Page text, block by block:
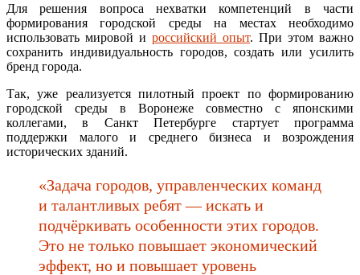
Для решения вопроса нехватки компетенций в части
формирования городской среды на местах необходимо
использовать мировой и российский опыт. При этом важно
сохранить индивидуальность городов, создать или усилить
бренд города.
Так, уже реализуется пилотный проект по формированию
городской среды в Воронеже совместно с японскими
коллегами, в Санкт Петербурге стартует программа
поддержки малого и среднего бизнеса и возрождения
исторических зданий.
«Задача городов, управленческих команд
и талантливых ребят — искать и
подчёркивать особенности этих городов.
Это не только повышает экономический
эффект, но и повышает уровень